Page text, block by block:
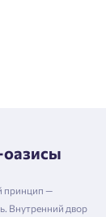
принцип —
Внутренний двор